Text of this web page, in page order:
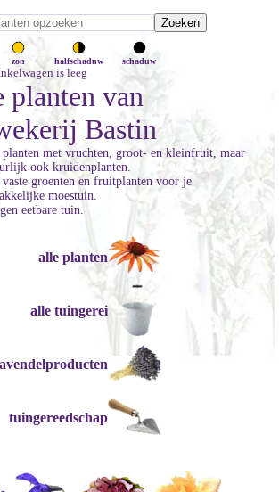
zon halfschaduw schaduw
is leeg
planten van
Bastin
met vruchten, groot- en kleinfruit, maar
ook kruidenplanten.
vaste groenten en fruitplanten voor je
moestuin.
eetbare tuin.
alle planten
alle tuingerei
tuingereedschap